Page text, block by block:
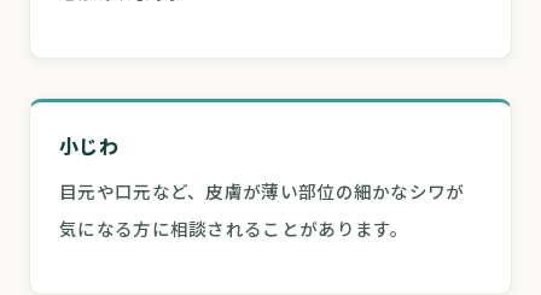
小じわ
目元や口元など、皮膚が薄い部位の細かなシワが
気になる方に相談されることがあります。